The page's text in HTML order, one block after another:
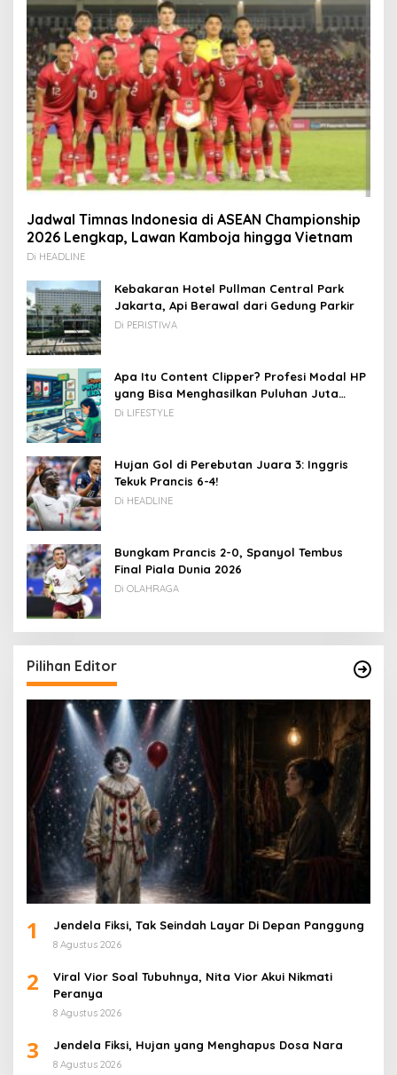
Jadwal Timnas Indonesia di ASEAN Championship
2026 Lengkap, Lawan Kamboja hingga Vietnam
Di HEADLINE
Kebakaran Hotel Pullman Central Park
Jakarta, Api Berawal dari Gedung Parkir
Di PERISTIWA
Apa Itu Content Clipper? Profesi Modal HP
yang Bisa Menghasilkan Puluhan Juta
Rupiah
Di LIFESTYLE
Hujan Gol di Perebutan Juara 3: Inggris
Tekuk Prancis 6-4!
Di HEADLINE
Bungkam Prancis 2-0, Spanyol Tembus
Final Piala Dunia 2026
Di OLAHRAGA
Pilihan Editor
1 Jendela Fiksi, Tak Seindah Layar Di Depan Panggung
8 Agustus 2026
2
Viral Vior Soal Tubuhnya, Nita Vior Akui Nikmati
Peranya
8 Agustus 2026
3 Jendela Fiksi, Hujan yang Menghapus Dosa Nara
8 Agustus 2026